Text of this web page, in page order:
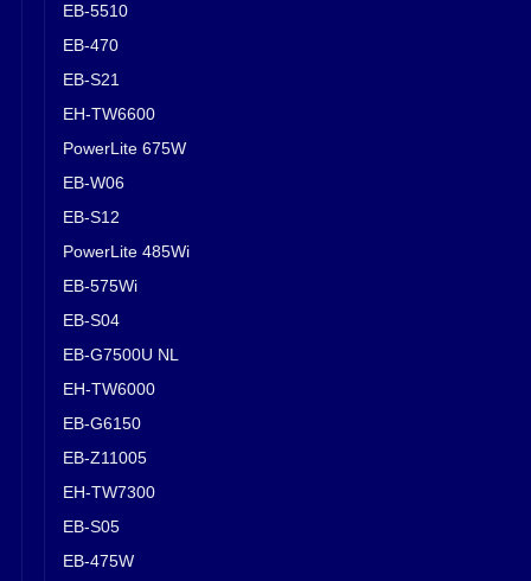
EB-5510
EB-470
EB-S21
EH-TW6600
PowerLite 675W
EB-W06
EB-S12
PowerLite 485Wi
EB-575Wi
EB-S04
EB-G7500U NL
EH-TW6000
EB-G6150
EB-Z11005
EH-TW7300
EB-S05
EB-475W